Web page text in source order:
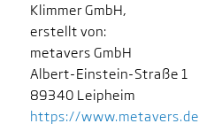
Klimmer GmbH,
erstellt von:
metavers GmbH
Albert-Einstein-Straße 1
89340 Leipheim
https://www.metavers.de